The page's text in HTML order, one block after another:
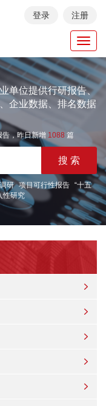
登录 注册
单位提供行研报告、
企业数据、排名数据
，昨日新增 1088 篇
研 项目可行性报告
“十五
性研究